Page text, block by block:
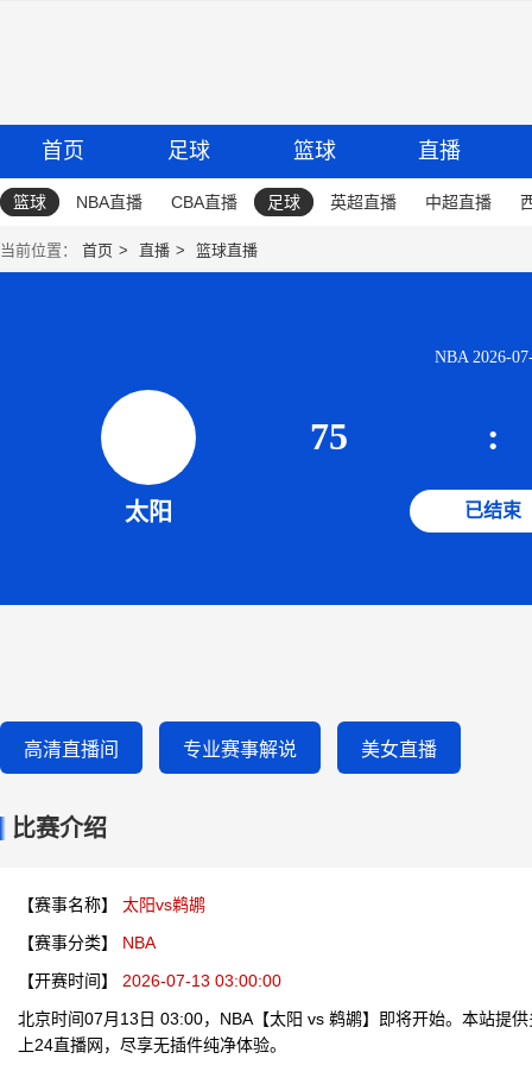
首页 足球 篮球 直播
篮球 NBA直播 CBA直播 足球 英超直播 中超直播
当前位置： 首页 直播 篮球直播
NBA 2026-
太阳
75 :
已结束
高清直播间 专业赛事解说 美女直播
比赛介绍
【赛事名称】
太阳vs鹈鹕
【赛事分类】
NBA
【开赛时间】
2026-07-13 03:00:00
北京时间07月13日 03:00，NBA【太阳 vs 鹈鹕】即将开始。本站提
上24直播网，尽享无插件纯净体验。